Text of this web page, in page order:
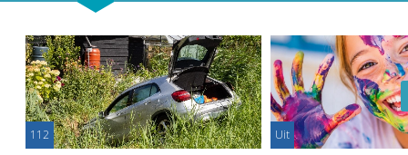
112 Uit